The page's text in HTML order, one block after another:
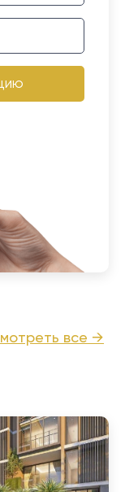
все →